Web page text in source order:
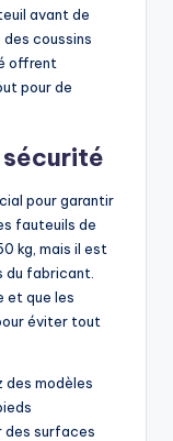
avant de
coussins
offrent
pour de
pour garantir
fauteuils de
kg, mais il est
fabricant.
et que les
éviter tout
des modèles
des surfaces